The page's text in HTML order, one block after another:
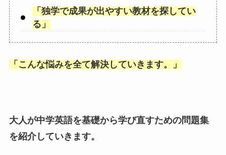
「 独学で成果が出やすい教材を探してい
る 」
「 こんな悩みを全て解決していきます。 」
大人が中学英語を基礎から学び直すための問題集
を紹介していきます。